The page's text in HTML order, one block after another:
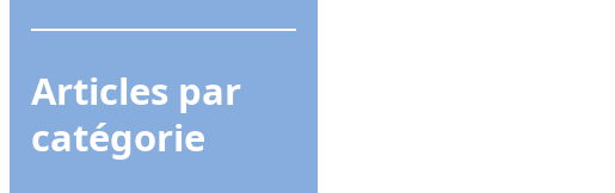
Articles par
catégorie